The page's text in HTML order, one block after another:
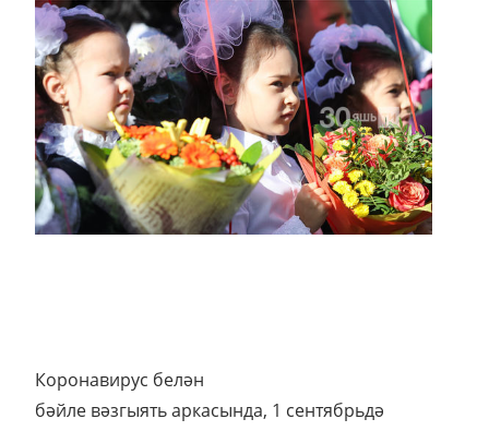
Коронавирус белән
бәйле вәзгыять аркасында, 1 сентябрьдә